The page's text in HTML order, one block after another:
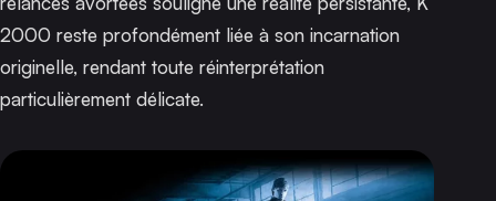
2000 reste profondément liée à son incarnation
originelle, rendant toute réinterprétation
particulièrement délicate.